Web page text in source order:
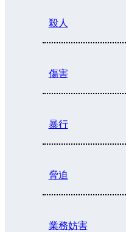
殺人
傷害
暴行
脅迫
業務妨害